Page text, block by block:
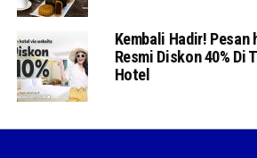
Kembali Hadir!
Resmi Diskon 40% Di
Hotel